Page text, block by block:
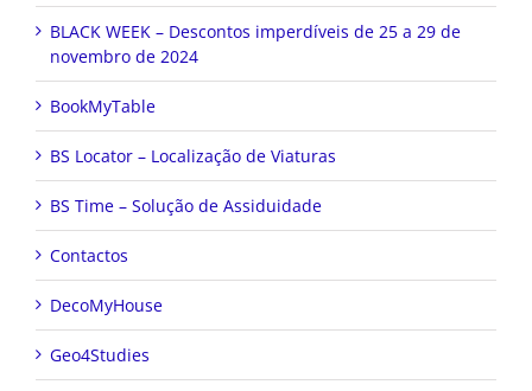
BLACK WEEK – Descontos imperdíveis de 25 a 29 de
novembro de 2024
BookMyTable
BS Locator – Localização de Viaturas
BS Time – Solução de Assiduidade
Contactos
DecoMyHouse
Geo4Studies